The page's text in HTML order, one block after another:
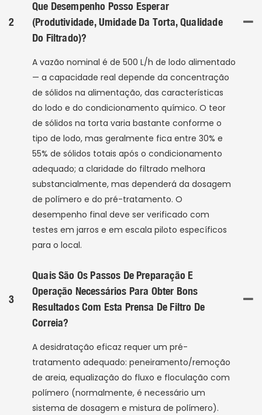
2
Que Desempenho Posso Esperar
(produtividade, Umidade Da Torta, Qualidade
Do Filtrado)?
A vazão nominal é de 500 L/h de lodo alimentado
— a capacidade real depende da concentração
de sólidos na alimentação, das características
do lodo e do condicionamento químico. O teor
de sólidos na torta varia bastante conforme o
tipo de lodo, mas geralmente fica entre 30% e
55% de sólidos totais após o condicionamento
adequado; a claridade do filtrado melhora
substancialmente, mas dependerá da dosagem
de polímero e do pré-tratamento. O
desempenho final deve ser verificado com
testes em jarros e em escala piloto específicos
para o local.
3
Quais São Os Passos De Preparação E
Operação Necessários Para Obter Bons
Resultados Com Esta Prensa De Filtro De
Correia?
A desidratação eficaz requer um pré-
tratamento adequado: peneiramento/remoção
de areia, equalização do fluxo e floculação com
polímero (normalmente, é necessário um
sistema de dosagem e mistura de polímero).